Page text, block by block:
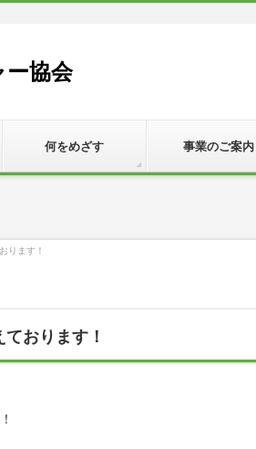
ー協会
何をめざす 事業のご案内
ります！
おります！